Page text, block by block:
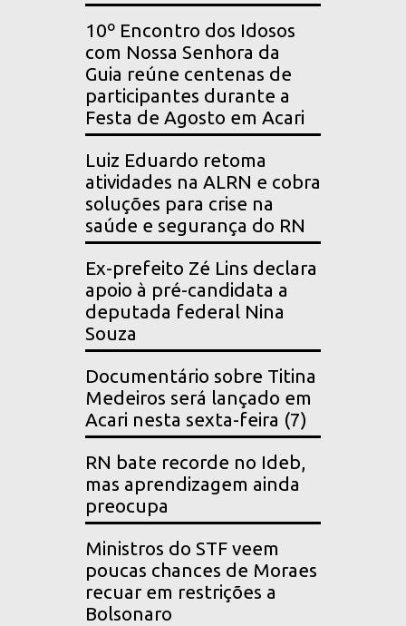
10º Encontro dos Idosos
com Nossa Senhora da
Guia reúne centenas de
participantes durante a
Festa de Agosto em Acari
Luiz Eduardo retoma
atividades na ALRN e cobra
soluções para crise na
saúde e segurança do RN
Ex-prefeito Zé Lins declara
apoio à pré-candidata a
deputada federal Nina
Souza
Documentário sobre Titina
Medeiros será lançado em
Acari nesta sexta-feira (7)
RN bate recorde no Ideb,
mas aprendizagem ainda
preocupa
Ministros do STF veem
poucas chances de Moraes
recuar em restrições a
Bolsonaro